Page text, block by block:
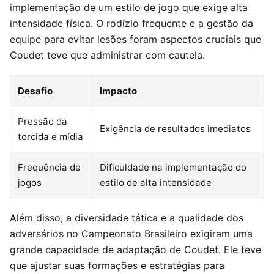
implementação de um estilo de jogo que exige alta
intensidade física. O rodízio frequente e a gestão da
equipe para evitar lesões foram aspectos cruciais que
Coudet teve que administrar com cautela.
Desafio Impacto
Pressão da
torcida e mídia
Exigência de resultados imediatos
Frequência de
jogos
Dificuldade na implementação do
estilo de alta intensidade
Além disso, a diversidade tática e a qualidade dos
adversários no Campeonato Brasileiro exigiram uma
grande capacidade de adaptação de Coudet. Ele teve
que ajustar suas formações e estratégias para